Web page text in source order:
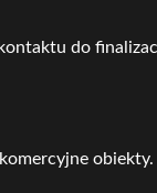
do